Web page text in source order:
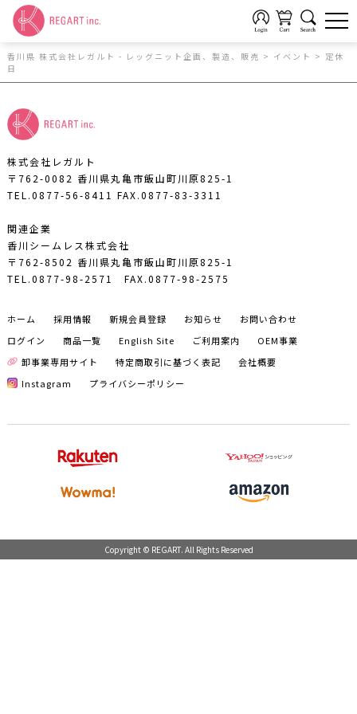
香川県 株式会社レガルト - レッグニット企画、製造、販売 > イベント > 定休
日
株式会社レガルト
〒762-0082 香川県丸亀市飯山町川原825-1
TEL.0877-56-8411 FAX.0877-83-3311
関連企業
香川シームレス株式会社
〒762-8502 香川県丸亀市飯山町川原825-1
TEL.0877-98-2571
FAX.0877-98-2575
ホーム 採用情報 新規会員登録 お知らせ
お問い合わせ
ログイン
商品一覧 English Site ご利用案内
OEM事業
卸事業専用サイト
特定商取引に基づく表記
会社概要
Instagram
プライバシーポリシー
Copyright © REGART. All Rights Reserved